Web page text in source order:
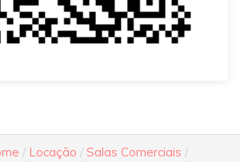
Locação
Salas Comerciais